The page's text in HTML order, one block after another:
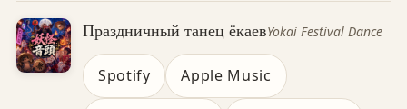
Праздничный танец ёкаевYokai Festival Dance
Spotify Apple Music